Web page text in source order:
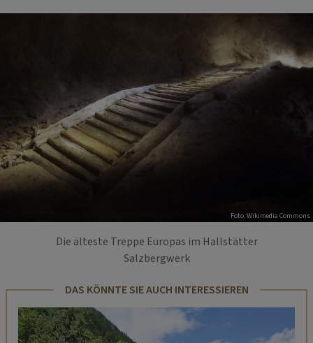
Foto: Wikimedia Commons
Die älteste Treppe Europas im Hallstätter
Salzbergwerk
DAS KÖNNTE SIE AUCH INTERESSIEREN